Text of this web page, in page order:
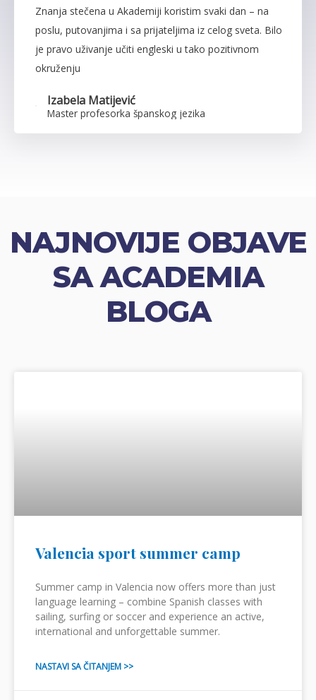
Znanja stečena u Akademiji koristim svaki dan – na
poslu, putovanjima i sa prijateljima iz celog sveta. Bilo
je pravo uživanje učiti engleski u tako pozitivnom
okruženju
Izabela Matijević
Master profesorka španskog jezika
NAJNOVIJE OBJAVE
SA ACADEMIA
BLOGA
Valencia sport summer camp
Summer camp in Valencia now offers more than just
language learning – combine Spanish classes with
sailing, surfing or soccer and experience an active,
international and unforgettable summer.
NASTAVI SA ČITANJEM >>